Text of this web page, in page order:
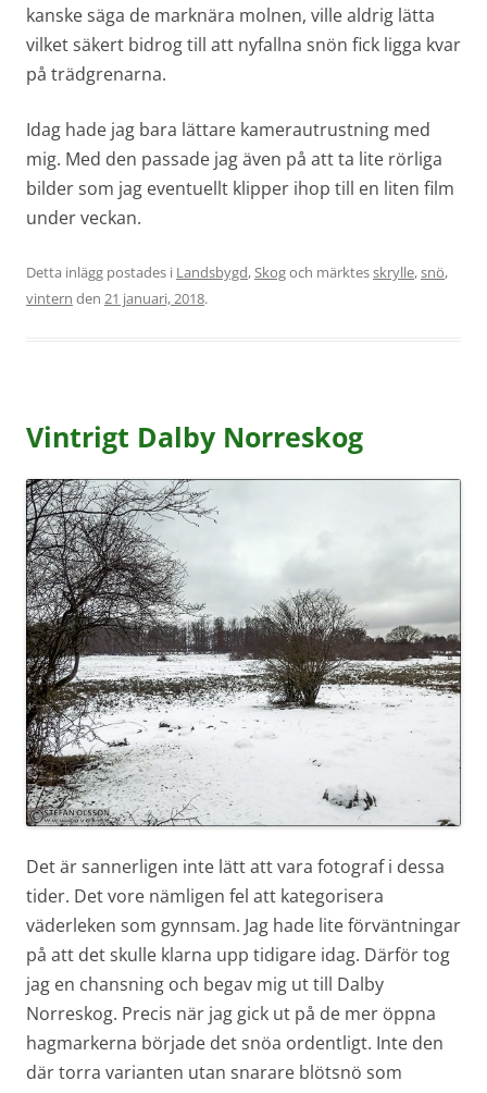
kanske säga de marknära molnen, ville aldrig lätta
vilket säkert bidrog till att nyfallna snön fick ligga kvar
på trädgrenarna.
Idag hade jag bara lättare kamerautrustning med
mig. Med den passade jag även på att ta lite rörliga
bilder som jag eventuellt klipper ihop till en liten film
under veckan.
Detta inlägg postades i Landsbygd,Skogoch märktesskrylle,snö,
vintern den 21 januari, 2018.
Vintrigt Dalby Norreskog
Det är sannerligen inte lätt att vara fotograf i dessa
tider. Det vore nämligen fel att kategorisera
väderleken som gynnsam. Jag hade lite förväntningar
på att det skulle klarna upp tidigare idag. Därför tog
jag en chansning och begav mig ut till Dalby
Norreskog. Precis när jag gick ut på de mer öppna
hagmarkerna började det snöa ordentligt. Inte den
där torra varianten utan snarare blötsnö som